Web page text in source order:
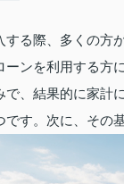
する際、多くの方
ーンを利用する方
で、結果的に家計
です。次に、その